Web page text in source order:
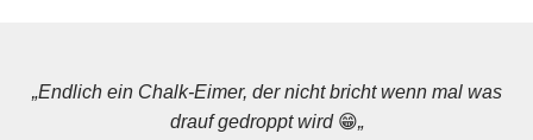
„Endlich ein Chalk-Eimer, der nicht bricht wenn mal was
drauf gedroppt wird 😁„